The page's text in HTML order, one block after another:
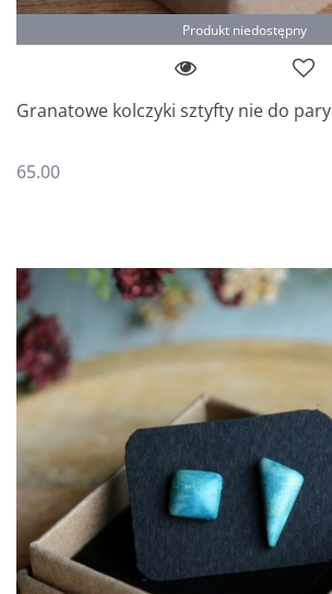
Produkt niedostępny
Granatowe kolczyki sztyfty nie do pary
65.00